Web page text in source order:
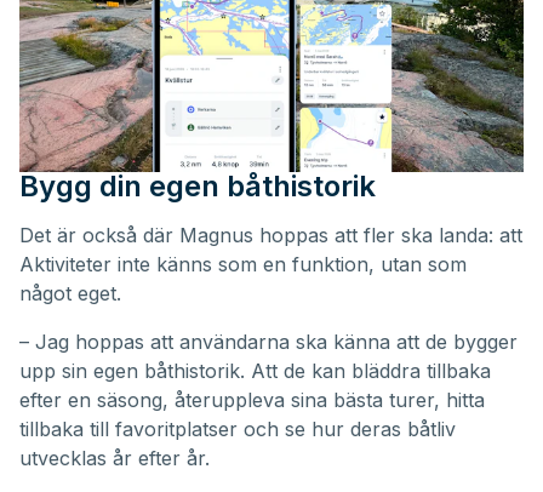
Bygg din egen båthistorik
Det är också där Magnus hoppas att fler ska landa: att
Aktiviteter inte känns som en funktion, utan som
något eget.
– Jag hoppas att användarna ska känna att de bygger
upp sin egen båthistorik. Att de kan bläddra tillbaka
efter en säsong, återuppleva sina bästa turer, hitta
tillbaka till favoritplatser och se hur deras båtliv
utvecklas år efter år.